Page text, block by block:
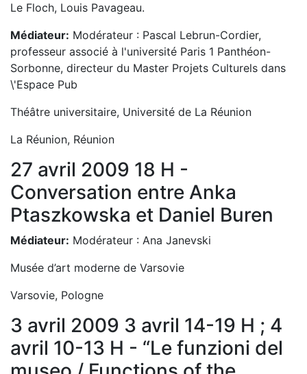
Le Floch, Louis Pavageau.
Médiateur: Modérateur : Pascal Lebrun-Cordier,
professeur associé à l'université Paris 1 Panthéon-
Sorbonne, directeur du Master Projets Culturels dans
\'Espace Pub
Théâtre universitaire, Université de La Réunion
La Réunion, Réunion
27 avril 2009 18 H -
Conversation entre Anka
Ptaszkowska et Daniel Buren
Médiateur: Modérateur : Ana Janevski
Musée d’art moderne de Varsovie
Varsovie, Pologne
3 avril 2009 3 avril 14-19 H ; 4
avril 10-13 H - “Le funzioni del